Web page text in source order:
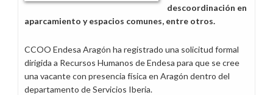
descoordinación en
aparcamiento y espacios comunes, entre otros.
CCOO Endesa Aragón ha registrado una solicitud formal
dirigida a Recursos Humanos de Endesa para que se cree
una vacante con presencia física en Aragón dentro del
departamento de Servicios Iberia.